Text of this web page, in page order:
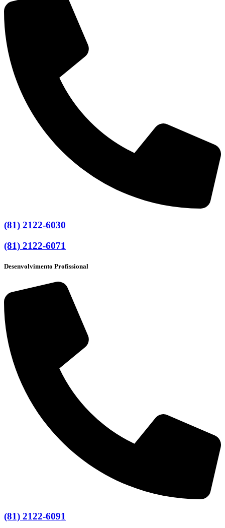
(81) 2122-6030
(81) 2122-6071
Desenvolvimento Profissional
(81) 2122-6091